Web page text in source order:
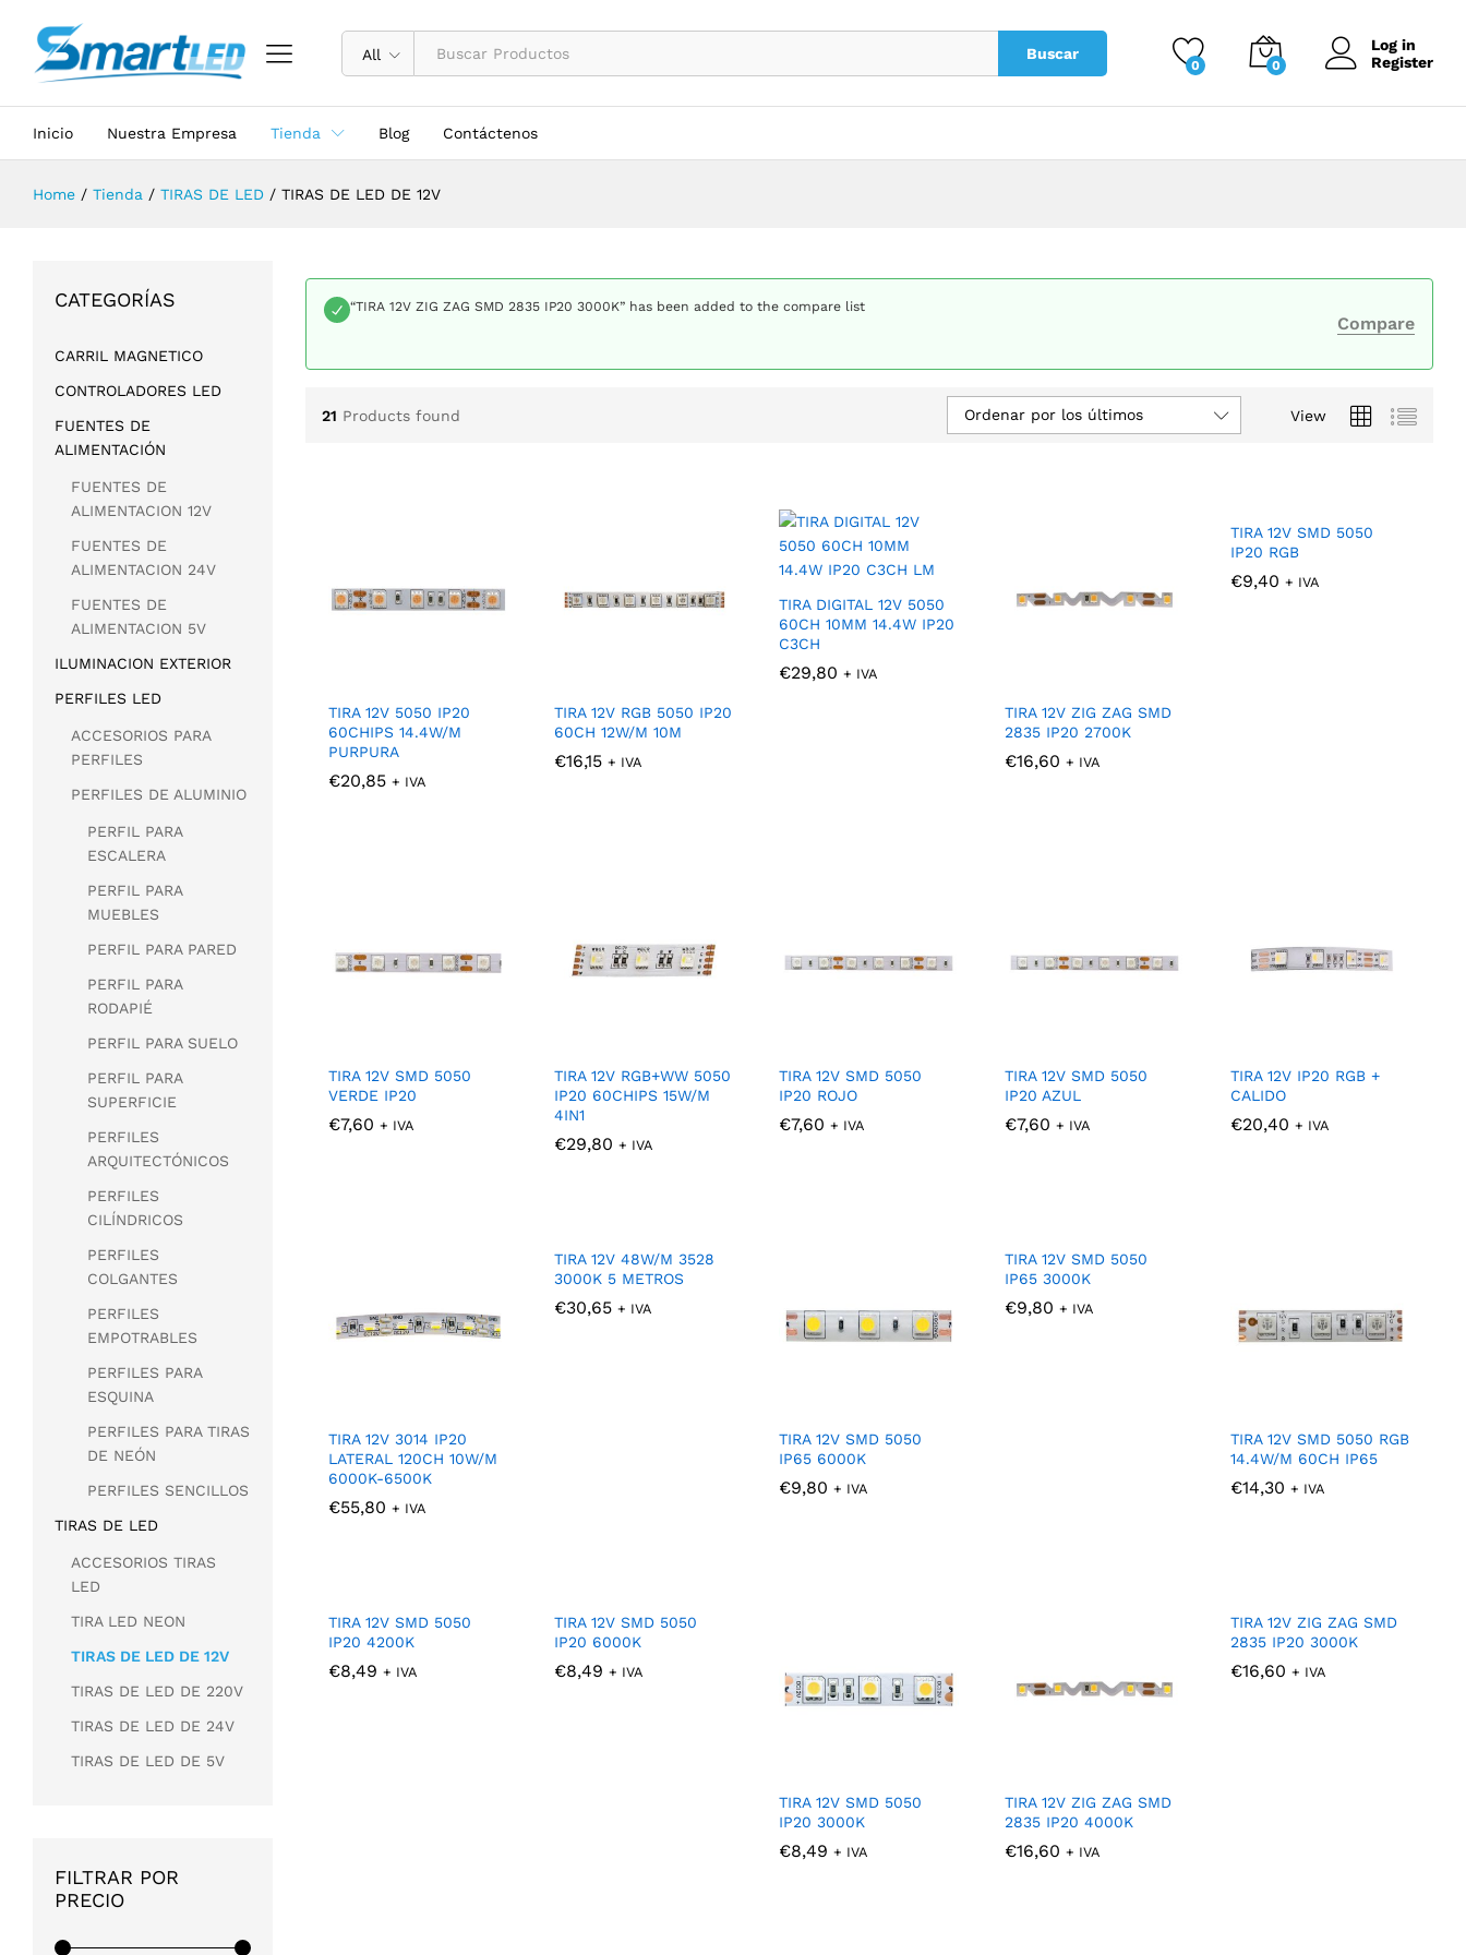
All Buscar
0 0
Log in
Register
Inicio Nuestra Empresa Tienda Blog Contáctenos
Home / Tienda / TIRAS DE LED / TIRAS DE LED DE 12V
Compare
“TIRA 12V ZIG ZAG SMD 2835 IP20 3000K” has been added to the compare list
21 Products found View
Ordenar por los últimos
TIRA 12V 5050 IP20
60CHIPS 14.4W/M
PURPURA
€20,85 + IVA
€20,85
TIRA 12V RGB 5050 IP20
60CH 12W/M 10M
€16,15 + IVA
€16,15
TIRA DIGITAL 12V 5050
60CH 10MM 14.4W IP20
C3CH
€29,80 + IVA
€29,80
TIRA 12V ZIG ZAG SMD
2835 IP20 2700K
€16,60 + IVA
€16,60
TIRA 12V SMD 5050
IP20 RGB
€9,40 + IVA
€9,40
TIRA 12V SMD 5050
VERDE IP20
€7,60 + IVA
€7,60
TIRA 12V RGB+WW 5050
IP20 60CHIPS 15W/M
4IN1
€29,80 + IVA
€29,80
TIRA 12V SMD 5050
IP20 ROJO
€7,60 + IVA
€7,60
TIRA 12V SMD 5050
IP20 AZUL
€7,60 + IVA
€7,60
TIRA 12V IP20 RGB +
CALIDO
€20,40 + IVA
€20,40
TIRA 12V 3014 IP20
LATERAL 120CH 10W/M
6000K-6500K
€55,80 + IVA
€55,80
TIRA 12V 48W/M 3528
3000K 5 METROS
€30,65 + IVA
€30,65
TIRA 12V SMD 5050
IP65 6000K
€9,80 + IVA
€9,80
TIRA 12V SMD 5050
IP65 3000K
€9,80 + IVA
€9,80
TIRA 12V SMD 5050 RGB
14.4W/M 60CH IP65
€14,30 + IVA
€14,30
TIRA 12V SMD 5050
IP20 4200K
€8,49 + IVA
€8,49
TIRA 12V SMD 5050
IP20 6000K
€8,49 + IVA
€8,49
TIRA 12V SMD 5050
IP20 3000K
€8,49 + IVA
€8,49
TIRA 12V ZIG ZAG SMD
2835 IP20 4000K
€16,60 + IVA
€16,60
TIRA 12V ZIG ZAG SMD
2835 IP20 3000K
€16,60 + IVA
€16,60
CATEGORÍAS
CARRIL MAGNETICO
CONTROLADORES LED
FUENTES DE
ALIMENTACIÓN
FUENTES DE
ALIMENTACION 12V
FUENTES DE
ALIMENTACION 24V
FUENTES DE
ALIMENTACION 5V
ILUMINACION EXTERIOR
PERFILES LED
ACCESORIOS PARA
PERFILES
PERFILES DE ALUMINIO
PERFIL PARA
ESCALERA
PERFIL PARA
MUEBLES
PERFIL PARA PARED
PERFIL PARA
RODAPIÉ
PERFIL PARA SUELO
PERFIL PARA
SUPERFICIE
PERFILES
ARQUITECTÓNICOS
PERFILES
CILÍNDRICOS
PERFILES
COLGANTES
PERFILES
EMPOTRABLES
PERFILES PARA
ESQUINA
PERFILES PARA TIRAS
DE NEÓN
PERFILES SENCILLOS
TIRAS DE LED
ACCESORIOS TIRAS
LED
TIRA LED NEON
TIRAS DE LED DE 12V
TIRAS DE LED DE 220V
TIRAS DE LED DE 24V
TIRAS DE LED DE 5V
FILTRAR POR
PRECIO